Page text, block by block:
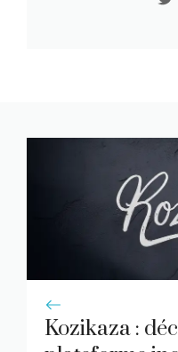
Kozikaza :